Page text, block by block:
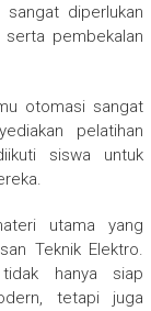
diperlukan
pembekalan
otomasi sangat
pelatihan
siswa untuk
utama yang
Teknik Elektro.
hanya siap
tetapi juga